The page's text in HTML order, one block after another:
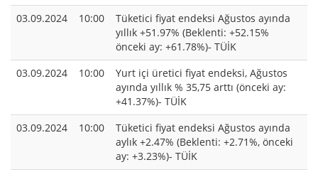
03.09.2024
10:00
Tüketici fiyat endeksi Ağustos ayında
yıllık +51.97% (Beklenti: +52.15%
önceki ay: +61.78%)- TÜİK
03.09.2024
10:00
Yurt içi üretici fiyat endeksi, Ağustos
ayında yıllık % 35,75 arttı (önceki ay:
+41.37%)- TÜİK
03.09.2024
10:00
Tüketici fiyat endeksi Ağustos ayında
aylık +2.47% (Beklenti: +2.71%, önceki
ay: +3.23%)- TÜİK